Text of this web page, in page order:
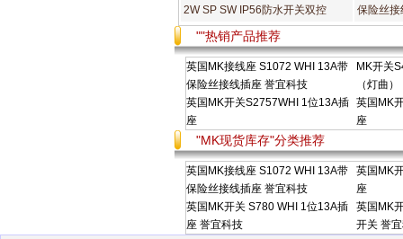
2W SP SW IP56防水开关双控
保险丝接
""热销产品推荐
英国MK接线座 S1072 WHI 13A带
保险丝接线插座 誉宜科技
MK开关
（灯曲）
英国MK开关S2757WHI 1位13A插
座
英国MK
座
"MK现货库存"分类推荐
英国MK接线座 S1072 WHI 13A带
保险丝接线插座 誉宜科技
英国MK
座
英国MK开关 S780 WHI 1位13A插
座 誉宜科技
英国MK
开关 誉